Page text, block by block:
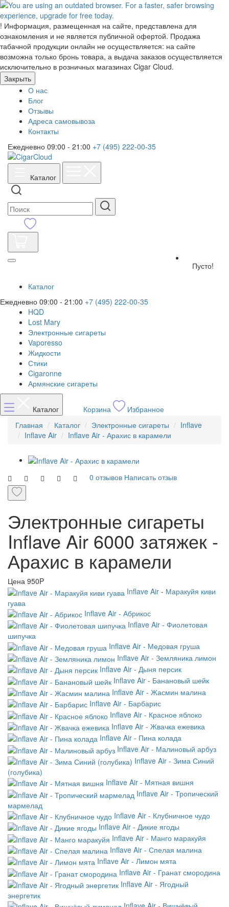
! Информация, размещенная на сайте, представлена для
ознакомления и не является публичной офертой. Продажа
табачной продукции онлайн не осуществляется: на сайте
возможна только бронь товара, а выдача заказов осуществляется
исключительно в розничных магазинах Cigar Cloud.
Закрыть
О нас
Блог
Отзывы
Адреса самовывоза
Контакты
Ежедневно 09:00 - 21:00 +7 (495) 222-00-35
Каталог
Пусто!
Каталог
Ежедневно 09:00 - 21:00 +7 (495) 222-00-35
HQD
Lost Mary
Электронные сигареты
Vaporesso
Жидкости
Стики
Cigaronne
Армянские сигареты
Каталог Корзина
Избранное
Главная
Каталог Электронные сигареты
Inflave
Inflave Air
Inflave Air - Арахис в карамели
0 отзывов Написать отзыв
Электронные сигареты
Inflave Air 6000 затяжек -
Арахис в карамели
Цена 950P
Inflave Air - Маракуйя киви
гуава
Inflave Air - Абрикос
Inflave Air - Фиолетовая
шипучка
Inflave Air - Медовая груша
Inflave Air - Земляника лимон
Inflave Air - Дыня персик
Inflave Air - Банановый шейк
Inflave Air - Жасмин малина
Inflave Air - Барбарис
Inflave Air - Красное яблоко
Inflave Air - Жвачка ежевика
Inflave Air - Пина колада
Inflave Air - Малиновый арбуз
Inflave Air - Зима Синий
(голубика)
Inflave Air - Мятная вишня
Inflave Air - Тропический
мармелад
Inflave Air - Клубничное чудо
Inflave Air - Дикие ягоды
Inflave Air - Манго маракуйя
Inflave Air - Спелая малина
Inflave Air - Лимон мята
Inflave Air - Гранат смородина
Inflave Air - Ягодный
энергетик